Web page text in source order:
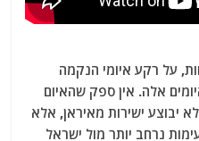
על רקע איומי הנקמה
אלה. אין ספק שהאיום
יבוצע ישירות מאיראן, אלא
נרחב יותר מול ישראל